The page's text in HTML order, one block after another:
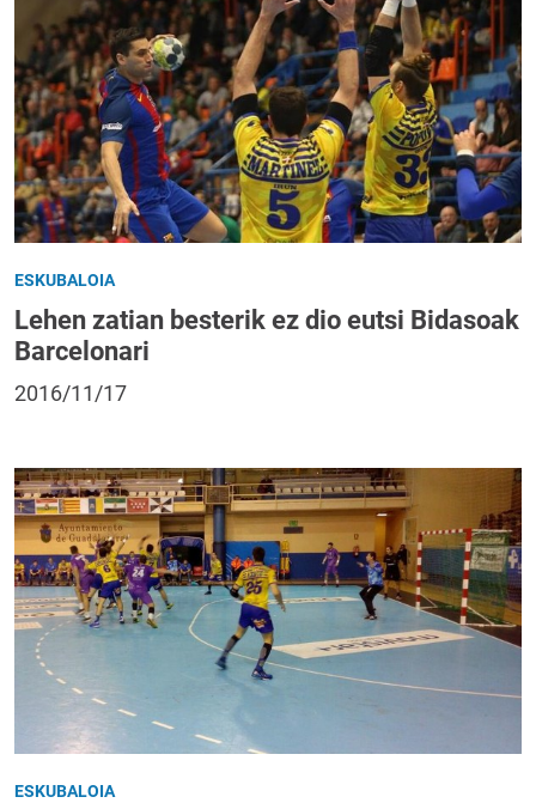
ESKUBALOIA
Lehen zatian besterik ez dio eutsi Bidasoak
Barcelonari
2016/11/17
ESKUBALOIA